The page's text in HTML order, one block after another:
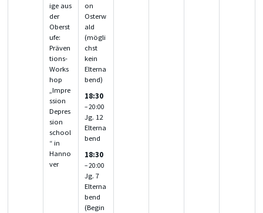
ige aus
der
Oberst
ufe:
Präven
tions-
Works
hop
„Impre
ssion
Depres
sion
school
“ in
Hanno
ver
on
Osterw
ald
(mögli
chst
kein
Elterna
bend)
18:30
– 20:00
Jg. 12
Elterna
bend
18:30
– 20:00
Jg. 7
Elterna
bend
(Begin